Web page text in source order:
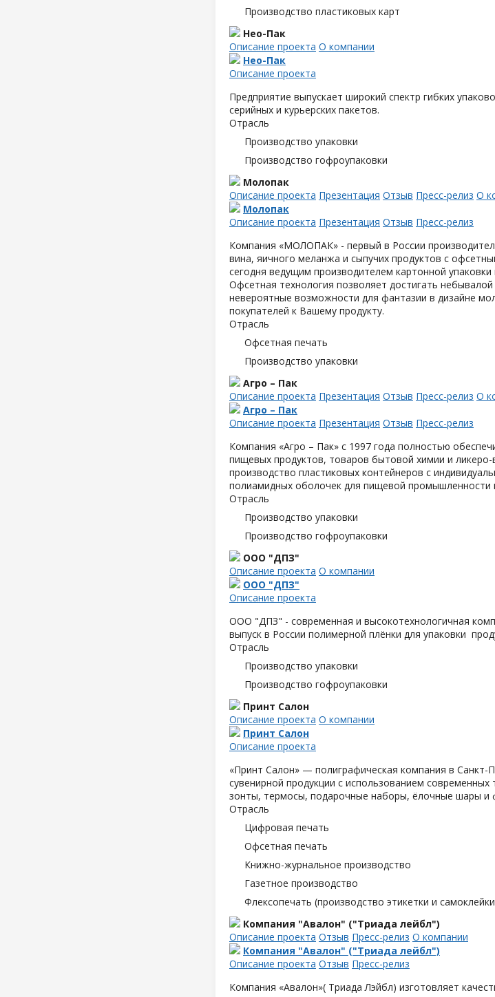
Производство пластиковых карт
Нео-Пак
Описание проекта О компании
Нео-Пак
Описание проекта
Предприятие выпускает широкий спектр гибких
серийных и курьерских пакетов.
Отрасль
Производство упаковки
Производство гофроупаковки
Молопак
Описание проекта Презентация Отзыв Пресс-релиз О
Молопак
Описание проекта Презентация Отзыв Пресс-релиз
Компания «МОЛОПАК» - первый в России
вина, яичного меланжа и сыпучих продуктов с
сегодня ведущим производителем картонной упаковки
Офсетная технология позволяет достигать
невероятные возможности для фантазии в дизайне
покупателей к Вашему продукту.
Отрасль
Офсетная печать
Производство упаковки
Агро – Пак
Описание проекта Презентация Отзыв Пресс-релиз О
Агро – Пак
Описание проекта Презентация Отзыв Пресс-релиз
Компания «Агро – Пак» с 1997 года полностью
пищевых продуктов, товаров бытовой химии и
производство пластиковых контейнеров с
полиамидных оболочек для пищевой промышленности
Отрасль
Производство упаковки
Производство гофроупаковки
ООО "ДПЗ"
Описание проекта О компании
ООО "ДПЗ"
Описание проекта
ООО "ДПЗ" - современная и высокотехнологичная
выпуск в России полимерной плёнки для упаковки
Отрасль
Производство упаковки
Производство гофроупаковки
Принт Салон
Описание проекта О компании
Принт Салон
Описание проекта
«Принт Салон» — полиграфическая компания в Санкт-
сувенирной продукции с использованием
зонты, термосы, подарочные наборы, ёлочные шары и
Отрасль
Цифровая печать
Офсетная печать
Книжно-журнальное производство
Газетное производство
Флексопечать (производство этикетки и
Компания "Авалон" ("Триада лейбл")
Описание проекта Отзыв Пресс-релиз О компании
Компания "Авалон" ("Триада лейбл")
Описание проекта Отзыв Пресс-релиз
Компания «Авалон»( Триада Лэйбл) изготовляет